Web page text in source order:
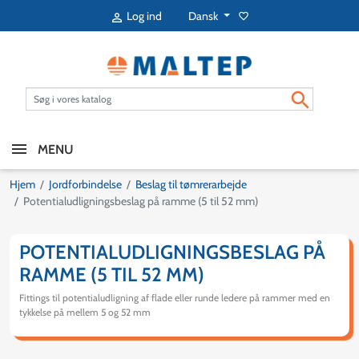
 Log ind Dansk favorite_border

MENU
Hjem Jordforbindelse
Beslag til tømrerarbejde
Potentialudligningsbeslag på ramme (5 til 52 mm)
POTENTIALUDLIGNINGSBESLAG PÅ
RAMME (5 TIL 52 MM)
Fittings til potentialudligning af flade eller runde ledere på rammer med en
tykkelse på mellem 5 og 52 mm